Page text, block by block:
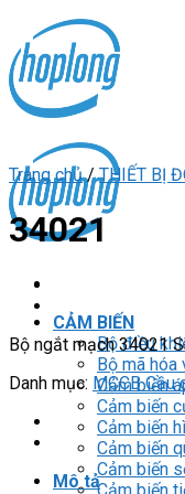
content
CẢM BIẾN
Bộ điều
Bộ mã hóa
Cảm biến
Cảm biến
Cảm biến
Cảm biến
Cảm biến
Trang chủ / THIẾT BỊ
34021
Bộ ngắt mạch 34021
Danh mục: MCCB Cầu
Mô tả